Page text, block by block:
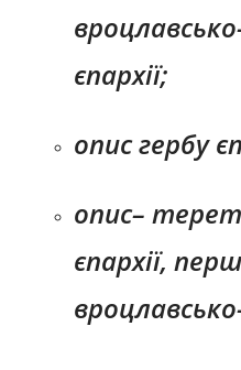
єпархії;
опис гербу
опис–
єпархії,